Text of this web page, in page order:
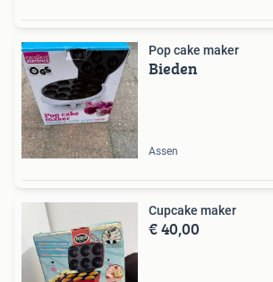
Pop cake maker
Bieden
Assen
Cupcake maker
€ 40,00